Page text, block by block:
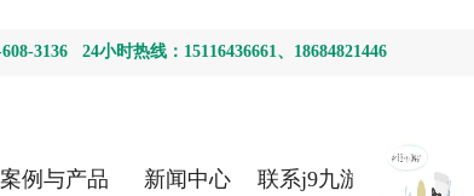
3136 24小时热线：15116436661、18684821446
案例与产品 新闻中心 联系j9九游会